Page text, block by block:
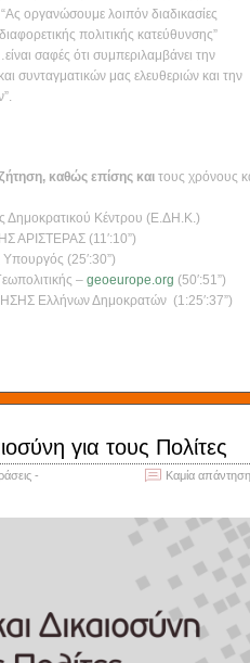
οργανώσουμε λοιπόν διαδικασίες
πολιτικής κατεύθυνσης”
σαφές ότι συμπεριλαμβάνει την
συνταγματικών μας ελευθεριών και την
καθώς επίσης και τους χρόνους
Δημοκρατικού Κέντρου (Ε.ΔΗ.Κ.)
ΑΡΙΣΤΕΡΑΣ (11′:10”)
Υπουργός (25′:30”)
– geoeurope.org (50′:51”)
Ελλήνων Δημοκρατών (1:25′:37”)
για τους Πολίτες
-
Καμία